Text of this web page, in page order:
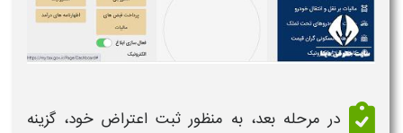
در مرحله بعد، به منظور ثبت اعتراض خود، گزینه